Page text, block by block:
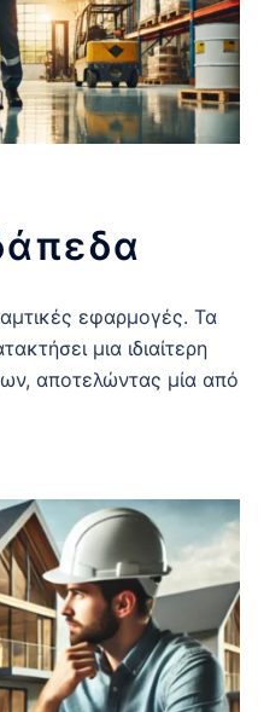
εφαρμογές. Τα
μια ιδιαίτερη
αποτελώντας μία από